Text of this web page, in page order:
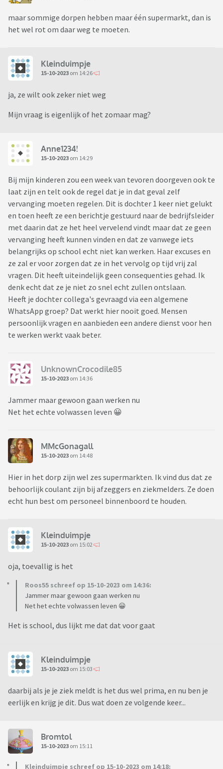
maar sommige dorpen hebben maar één supermarkt, dan is
het wel rot om daar weg te moeten.
Kleinduimpje
15-10-2023 om 14:26
ja, ze wilt ook zeker niet weg
Mijn vraag is eigenlijk of het zomaar mag?
Anne1234!
15-10-2023 om 14:29
Bij mijn kinderen zou een week van tevoren doorgeven ook te
laat zijn en telt ook de regel dat je in dat geval zelf
vervanging moeten regelen. Dit is dochter 1 keer niet gelukt
en toen heeft ze een berichtje gestuurd naar de bedrijfsleider
met daarin dat ze het heel vervelend vindt maar dat ze geen
vervanging heeft kunnen vinden en dat ze vanwege iets
belangrijks op school echt niet kan werken. Haar excuses en
ze zal er voor zorgen dat ze in het vervolg op tijd vrij zal
vragen. Dit heeft uiteindelijk geen consequenties gehad. Ik
denk echt dat ze je niet zo snel echt zullen ontslaan.
Heeft je dochter collega's gevraagd via een algemene
WhatsApp groep? Dat werkt hier nooit goed. Mensen
persoonlijk vragen en aanbieden een andere dienst voor hen
te werken werkt vaak beter.
UnknownCrocodile85
15-10-2023 om 14:36
Jammer maar gewoon gaan werken nu
Net het echte volwassen leven 😀
MMcGonagall
15-10-2023 om 14:48
Hier in het dorp zijn wel zes supermarkten. Ik vind dus dat ze
behoorlijk coulant zijn bij afzeggers en ziekmelders. Ze doen
echt hun best om personeel binnenboord te houden.
Kleinduimpje
15-10-2023 om 15:02
oja, toevallig is het
Roos55 schreef op 15-10-2023 om 14:36:
Jammer maar gewoon gaan werken nu
Net het echte volwassen leven 😀
Het is school, dus lijkt me dat dat voor gaat
Kleinduimpje
15-10-2023 om 15:03
daarbij als je je ziek meldt is het dus wel prima, en nu ben je
eerlijk en krijg je dit. Dus wat doen ze volgende keer...
Bromtol
15-10-2023 om 15:11
Kleinduimpje schreef op 15-10-2023 om 14:18: